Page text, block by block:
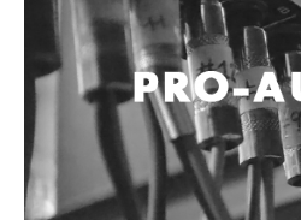
Otros Instrumentos de Cuerdas
Ukulele
Mandolina
Mariachi